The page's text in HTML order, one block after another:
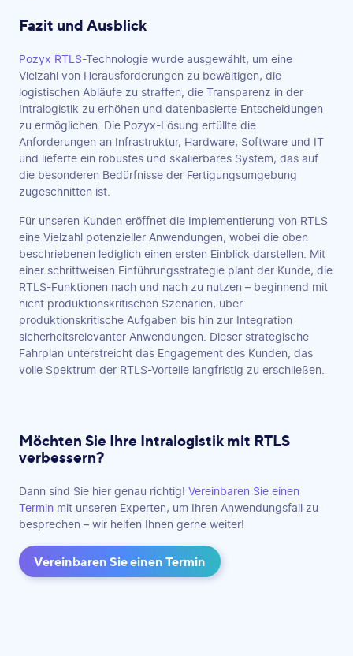
Fazit und Ausblick
Pozyx RTLS-Technologie wurde ausgewählt, um eine
Vielzahl von Herausforderungen zu bewältigen, die
logistischen Abläufe zu straffen, die Transparenz in der
Intralogistik zu erhöhen und datenbasierte Entscheidungen
zu ermöglichen. Die Pozyx-Lösung erfüllte die
Anforderungen an Infrastruktur, Hardware, Software und IT
und lieferte ein robustes und skalierbares System, das auf
die besonderen Bedürfnisse der Fertigungsumgebung
zugeschnitten ist.
Für unseren Kunden eröffnet die Implementierung von RTLS
eine Vielzahl potenzieller Anwendungen, wobei die oben
beschriebenen lediglich einen ersten Einblick darstellen. Mit
einer schrittweisen Einführungsstrategie plant der Kunde, die
RTLS-Funktionen nach und nach zu nutzen – beginnend mit
nicht produktionskritischen Szenarien, über
produktionskritische Aufgaben bis hin zur Integration
sicherheitsrelevanter Anwendungen. Dieser strategische
Fahrplan unterstreicht das Engagement des Kunden, das
volle Spektrum der RTLS-Vorteile langfristig zu erschließen.
Möchten Sie Ihre Intralogistik mit RTLS
verbessern?
Dann sind Sie hier genau richtig! Vereinbaren Sie einen
Termin mit unseren Experten, um Ihren Anwendungsfall zu
besprechen – wir helfen Ihnen gerne weiter!
Vereinbaren Sie einen Termin